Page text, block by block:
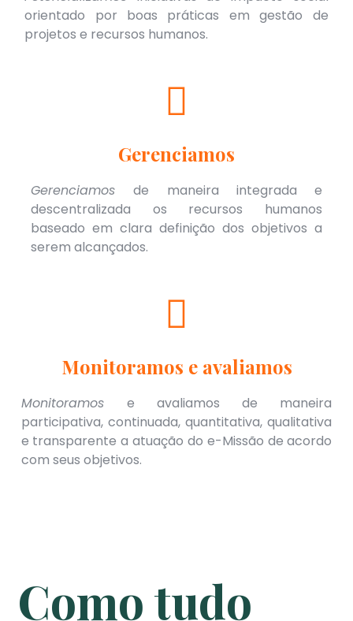
orientado por boas práticas em gestão de
projetos e recursos humanos.
Gerenciamos
Gerenciamosde maneira integrada e
descentralizada os recursos humanos
baseado em clara definição dos objetivos a
serem alcançados.
Monitoramos e avaliamos
Monitoramos e avaliamos de maneira
participativa, continuada, quantitativa, qualitativa
e transparente a atuação do e-Missão de acordo
com seus objetivos.
Como tudo